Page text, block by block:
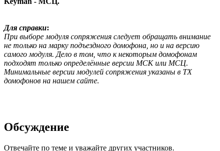
Для справки:
При выборе модуля сопряжения следует обращать внимание
не только на марку подъездного домофона, но и на версию
самого модуля. Дело в том, что к некоторым домофонам
подходят только определённые версии МСК или МСЦ.
Минимальные версии модулей сопряжения указаны в ТХ
домофонов на нашем сайте.
Обсуждение
Отвечайте по теме и уважайте других участников.